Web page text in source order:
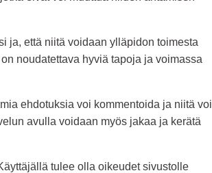
ja, että niitä voidaan ylläpidon toimesta
noudatettava hyviä tapoja ja voimassa
ehdotuksia voi kommentoida ja niitä voi
avulla voidaan myös jakaa ja kerätä
tulee olla oikeudet sivustolle